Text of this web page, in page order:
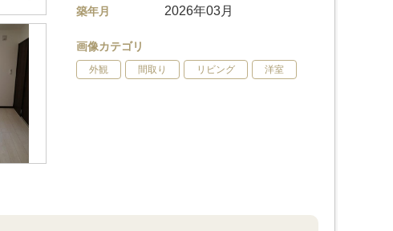
築年月 2026年03月
画像カテゴリ
外観 間取り リビング 洋室